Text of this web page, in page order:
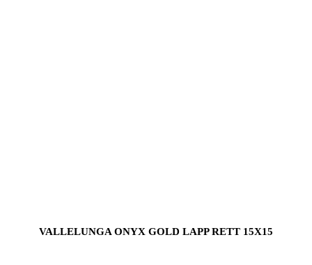
VALLELUNGA ONYX GOLD LAPP RETT 15X15